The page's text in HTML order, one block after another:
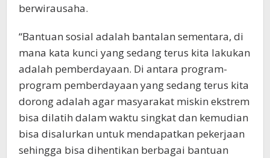
berwirausaha.
“Bantuan sosial adalah bantalan sementara, di
mana kata kunci yang sedang terus kita lakukan
adalah pemberdayaan. Di antara program-
program pemberdayaan yang sedang terus kita
dorong adalah agar masyarakat miskin ekstrem
bisa dilatih dalam waktu singkat dan kemudian
bisa disalurkan untuk mendapatkan pekerjaan
sehingga bisa dihentikan berbagai bantuan